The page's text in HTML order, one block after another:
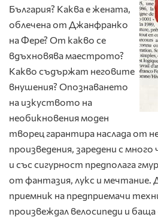
България? Каква е жената,
облечена от Джанфранко
на Фере? От какво се
вдъхновява маестрото?
Какво съдържат неговите
внушения? Опознаването
на изкуството на
необикновения моден
творец гарантира наслада от
произведения, заредени с много
и със сигурност предполага
от фантазия, лукс и мечтание.
приемник на предприемачи
произвеждал велосипеди и